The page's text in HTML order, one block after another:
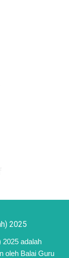
2025
2025 adalah
oleh Balai Guru